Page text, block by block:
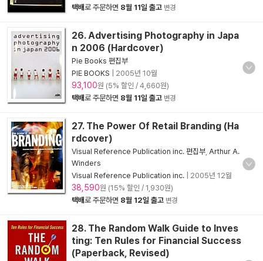
택배로 주문하면 8월 11일 출고 변경
26. Advertising Photography in Japa
n 2006 (Hardcover)
Pie Books 편집부
PIE BOOKS
2005년 10월
93,100원 (5% 할인 / 4,660원)
택배로 주문하면 8월 11일 출고 변경
27. The Power Of Retail Branding (Ha
rdcover)
Visual Reference Publication inc. 편집부 Arthur A.
Winders
Visual Reference Publication inc.
2005년 12월
38,590원 (15% 할인 / 1,930원)
택배로 주문하면 8월 12일 출고 변경
28. The Random Walk Guide to Inves
ting: Ten Rules for Financial Success
(Paperback, Revised)